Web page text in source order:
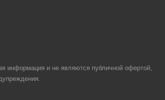
и не являются публичной офертой,